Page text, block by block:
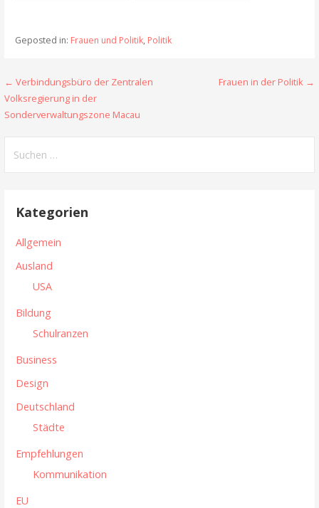
Geposted in: Frauen und Politik, Politik
B
e
g
← Verbindungsbüro der Zentralen
Volksregierung in der
Sonderverwaltungszone Macau
Frauen in der Politik →
Kategorien
Allgemein
Ausland
USA
Bildung
Schulranzen
Business
Design
Deutschland
Städte
Empfehlungen
Kommunikation
EU